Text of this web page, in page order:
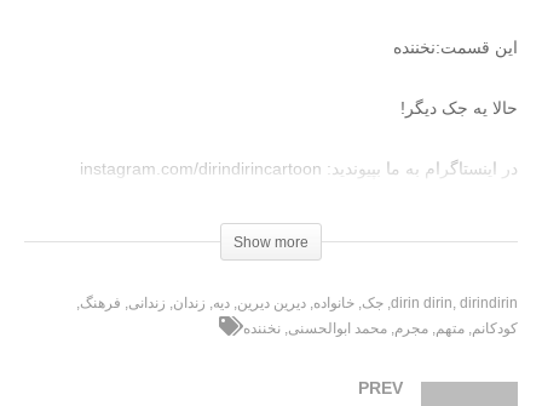
این قسمت:نخننده
حالا یه جک دیگر!
در اینستاگرام به ما بپیوندید: instagram.com/dirindirincartoon
عضویت در کانال تلگرام دیرین دیرین https://t.me/dirindirin
Show more
dirin dirin dirindirin جک خانواده دیرین دیرین دیه زندان زندانی فرهنگ
کودکانم متهم مجرم محمد ابوالحسنی نخننده
PREV